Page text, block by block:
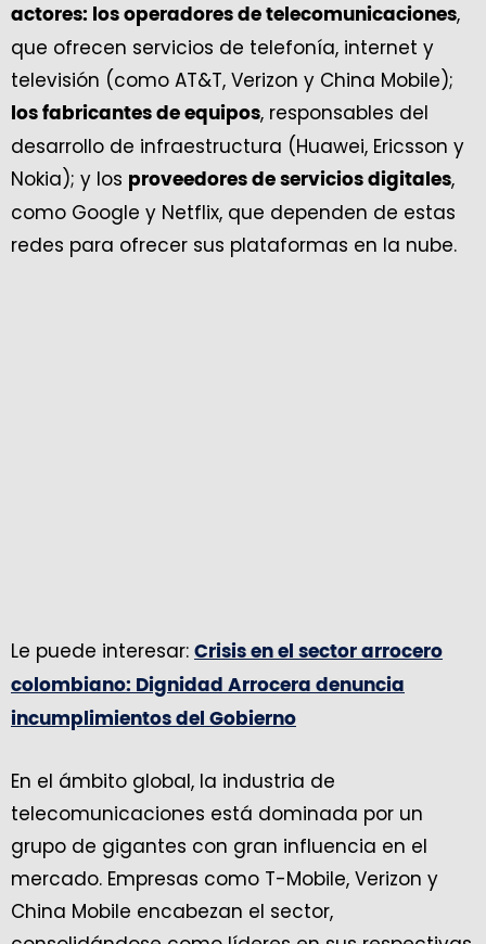
actores: los operadores de telecomunicaciones,
que ofrecen servicios de telefonía, internet y
televisión (como AT&T, Verizon y China Mobile);
los fabricantes de equipos, responsables del
desarrollo de infraestructura (Huawei, Ericsson y
Nokia); y los proveedores de servicios digitales,
como Google y Netflix, que dependen de estas
redes para ofrecer sus plataformas en la nube.
Le puede interesar: Crisis en el sector arrocero
colombiano: Dignidad Arrocera denuncia
incumplimientos del Gobierno
En el ámbito global, la industria de
telecomunicaciones está dominada por un
grupo de gigantes con gran influencia en el
mercado. Empresas como T-Mobile, Verizon y
China Mobile encabezan el sector,